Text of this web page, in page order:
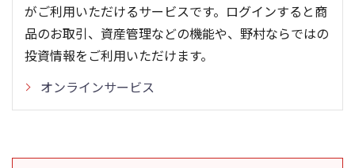
がご利用いただけるサービスです。ログインすると商
品のお取引、資産管理などの機能や、野村ならではの
投資情報をご利用いただけます。
オンラインサービス